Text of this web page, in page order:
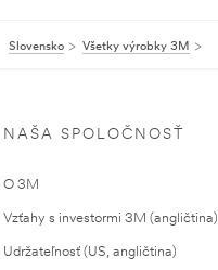
Slovensko Všetky výrobky 3M
NAŠA SPOLOČNOSŤ
O 3M
Vzťahy s investormi 3M (angličtina)
Udržateľnosť (US, angličtina)